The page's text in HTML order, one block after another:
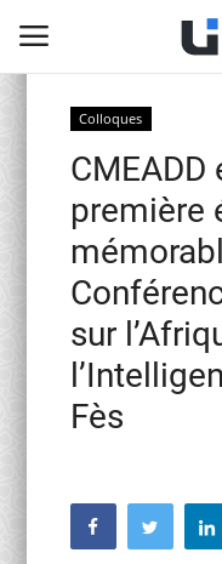
Home
Contact
activités officielles
Education Nationale
Universités Marocaines
Recherche Scientifique
Colloques
CMEADD
première
sur
Fès